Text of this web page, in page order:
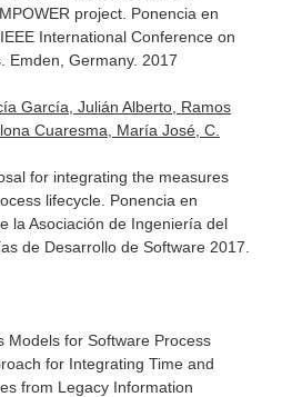
project. Ponencia en
International Conference on
Emden, Germany. 2017
García, Julián Alberto, Ramos
Cuaresma, María José, C.
for integrating the measures
lifecycle. Ponencia en
la Asociación de Ingeniería del
de Desarrollo de Software 2017.
Models for Software Process
for Integrating Time and
from Legacy Information